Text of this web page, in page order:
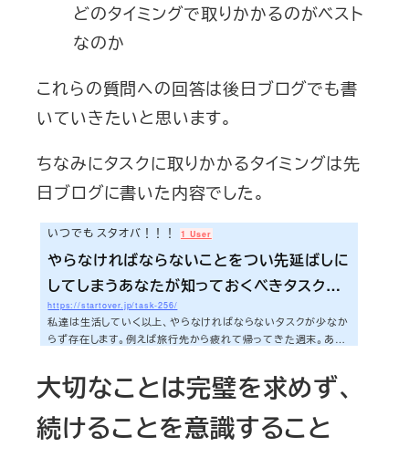
どのタイミングで取りかかるのがベスト
なのか
これらの質問への回答は後日ブログでも書
いていきたいと思います。
ちなみにタスクに取りかかるタイミングは先
日ブログに書いた内容でした。
いつでも スタオバ！！！ 1 User
やらなければならないことをつい先延ばしに
してしまうあなたが知っておくべきタスク実
行のベストなタイミング
https://startover.jp/task-256/
私達は生活していく以上、やらなければならないタスクが少なか
らず存在します。例えば旅行先から疲れて帰ってきた週末。あな
ればなりません。その場合、いつバスタブを洗うのが最もベスト
なタイミングなのでしょうか？それはまさしく「今」なのです。な
時間が経過すればするほど、バスタブを洗うというタスクは先送
りされる可能性が濃厚になります。意志力の源泉は、例えるなら
大切なことは完璧を求めず、
続けることを意識すること